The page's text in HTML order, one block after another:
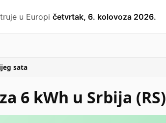
u Europi četvrtak, 6. kolovoza 2026.
sata
6 kWh u Srbija (RS)